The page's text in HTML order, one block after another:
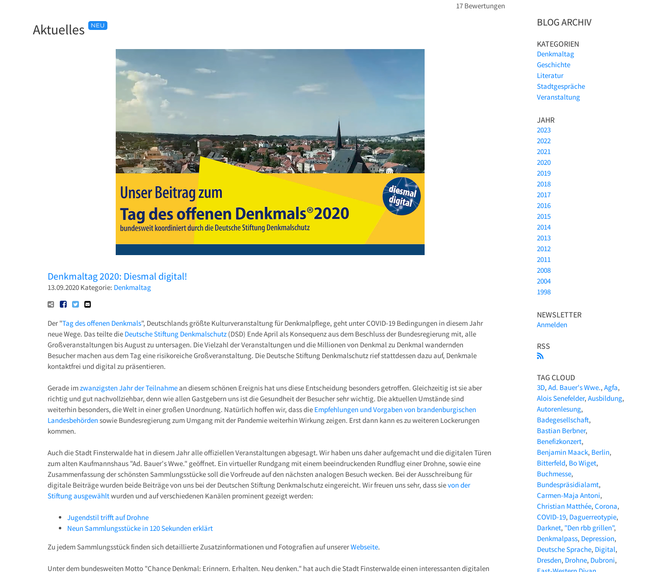
17 Bewertungen
Aktuelles
Denkmaltag 2020: Diesmal digital!
13.09.2020 Kategorie: Denkmaltag
Der "Tag des offenen Denkmals", Deutschlands größte Kulturveranstaltung für Denkmalpflege, geht unter COVID-19 Bedingungen in diesem Jahr
neue Wege. Das teilte die Deutsche Stiftung Denkmalschutz (DSD) Ende April als Konsequenz aus dem Beschluss der Bundesregierung mit, alle
Großveranstaltungen bis August zu untersagen. Die Vielzahl der Veranstaltungen und die Millionen von Denkmal zu Denkmal wandernden
Besucher machen aus dem Tag eine risikoreiche Großveranstaltung. Die Deutsche Stiftung Denkmalschutz rief stattdessen dazu auf, Denkmale
kontaktfrei und digital zu präsentieren.
Gerade im zwanzigsten Jahr der Teilnahmean diesem schönen Ereignis hat uns diese Entscheidung besonders getroffen. Gleichzeitig ist sie aber
richtig und gut nachvollziehbar, denn wie allen Gastgebern uns ist die Gesundheit der Besucher sehr wichtig. Die aktuellen Umstände sind
weiterhin besonders, die Welt in einer großen Unordnung. Natürlich hoffen wir, dass die Empfehlungen und Vorgaben von brandenburgischen
Landesbehörden sowie Bundesregierung zum Umgang mit der Pandemie weiterhin Wirkung zeigen. Erst dann kann es zu weiteren Lockerungen
kommen.
Auch die Stadt Finsterwalde hat in diesem Jahr alle offiziellen Veranstaltungen abgesagt. Wir haben uns daher aufgemacht und die digitalen Türen
zum alten Kaufmannshaus "Ad. Bauer's Wwe." geöffnet. Ein virtueller Rundgang mit einem beeindruckenden Rundflug einer Drohne, sowie eine
Zusammenfassung der schönsten Sammlungsstücke soll die Vorfreude auf den nächsten analogen Besuch wecken. Bei der Ausschreibung für
digitale Beiträge wurden beide Beiträge von uns bei der Deutschen Stiftung Denkmalschutz eingereicht. Wir freuen uns sehr, dass sievon der
Stiftung ausgewähltwurden und auf verschiedenen Kanälen prominent gezeigt werden:
Jugendstil trifft auf Drohne
Neun Sammlungsstücke in 120 Sekunden erklärt
Zu jedem Sammlungsstück finden sich detaillierte Zusatzinformationen und Fotografien auf unsererWebseite.
Unter dem bundesweiten Motto "Chance Denkmal: Erinnern. Erhalten. Neu denken." hat auch die Stadt Finsterwalde einen interessanten digitalen
BLOG ARCHIV
KATEGORIEN
Denkmaltag
Geschichte
Literatur
Stadtgespräche
Veranstaltung
JAHR
2023
2022
2021
2020
2019
2018
2017
2016
2015
2014
2013
2012
2011
2008
2004
1998
NEWSLETTER
Anmelden
RSS
TAG CLOUD
3D Ad. Bauer's Wwe. Agfa
Alois Senefelder Ausbildung
Autorenlesung
Badegesellschaft
Bastian Berbner
Benefizkonzert
Benjamin Maack Berlin
Bitterfeld Bo Wiget
Buchmesse
Bundespräsidialamt
Carmen-Maja Antoni
Christian Matthée Corona
COVID-19 Daguerreotypie
Darknet "Den rbb grillen"
Denkmalpass Depression
Deutsche Sprache Digital
Dresden Drohne Dubroni